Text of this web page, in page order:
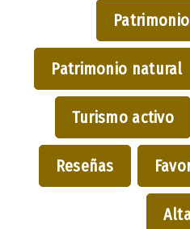
Patrimonio natural
Turismo activo
Reseñas